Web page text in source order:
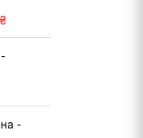
₴
-